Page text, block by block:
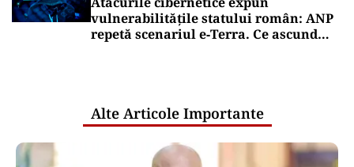
vulnerabilitățile statului român: ANP
repetă scenariul e‑Terra. Ce ascund
Alte Articole Importante